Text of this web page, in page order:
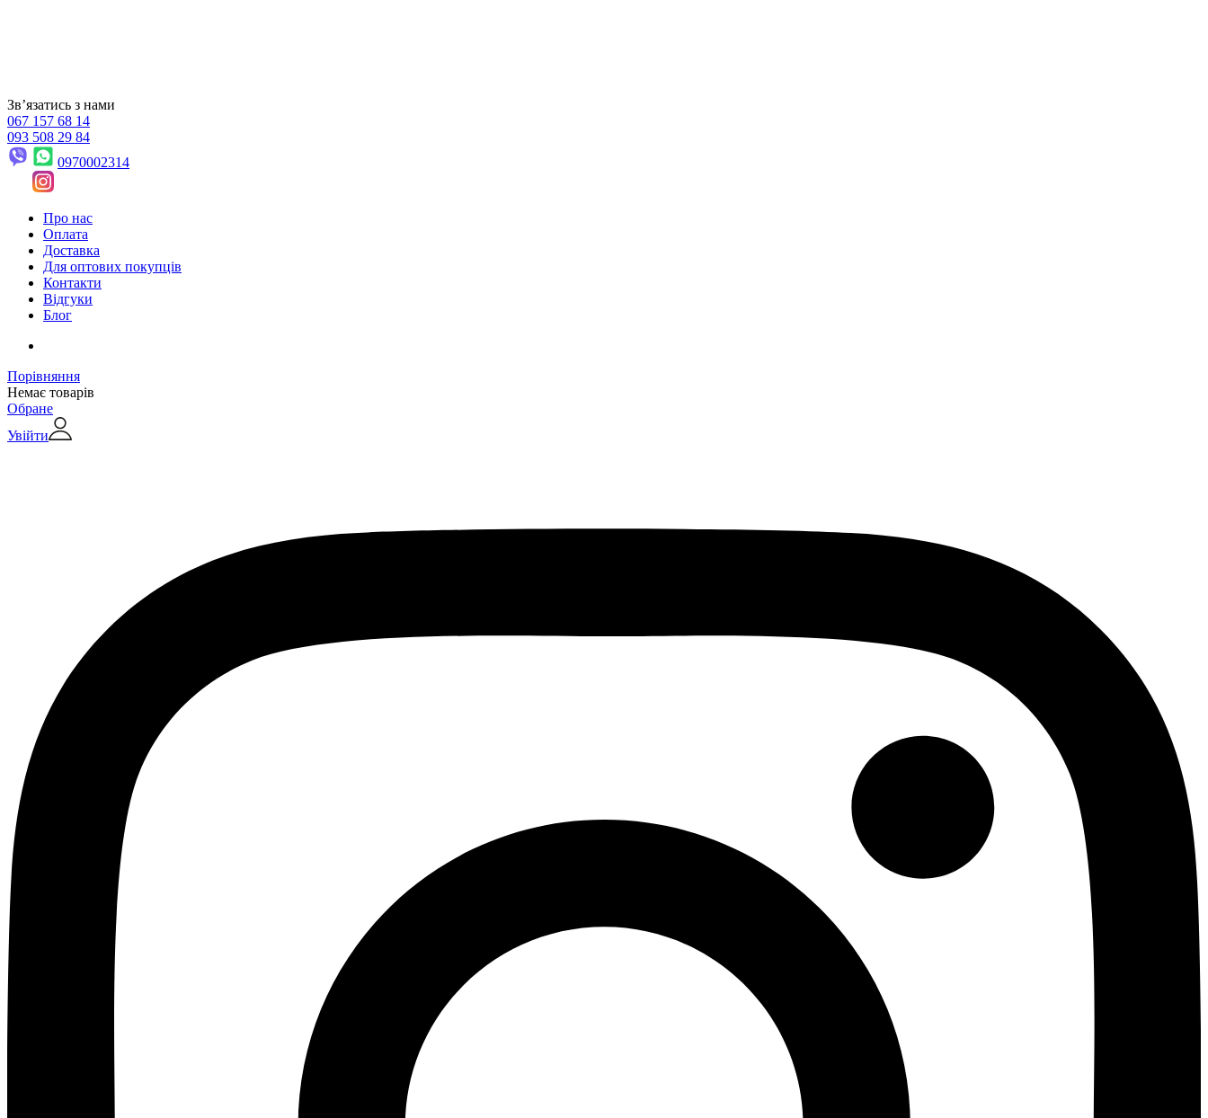
Звʼязатись з нами
067 157 68 14
093 508 29 84
0970002314
Про нас
Оплата
Доставка
Для оптових покупців
Контакти
Відгуки
Блог
Порівняння
Немає товарів
Обране
Увійти